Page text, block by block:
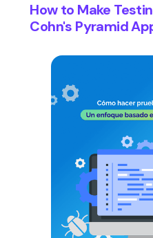
How to Make
Cohn's Pyramid